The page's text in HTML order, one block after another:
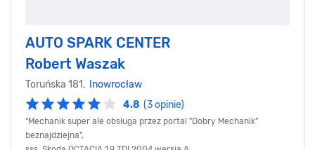
AUTO SPARK CENTER
Robert Waszak
Toruńska 181,
Inowrocław
4.8 (3 opinie)
"Mechanik super ale obsługa przez portal "Dobry Mechanik"
beznajdziejna",